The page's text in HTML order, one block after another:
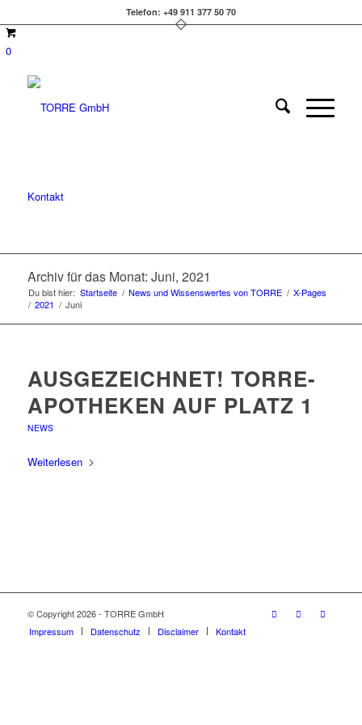
Telefon: +49 911 377 50 70
0
Kontakt
Archiv für das Monat: Juni, 2021
Du bist hier: Startseite / News und Wissenswertes von TORRE / X-Pages
/ 2021 / Juni
AUSGEZEICHNET! TORRE-
APOTHEKEN AUF PLATZ 1
NEWS
Weiterlesen
© Copyright 2026 - TORRE GmbH
Impressum
Datenschutz Disclaimer Kontakt